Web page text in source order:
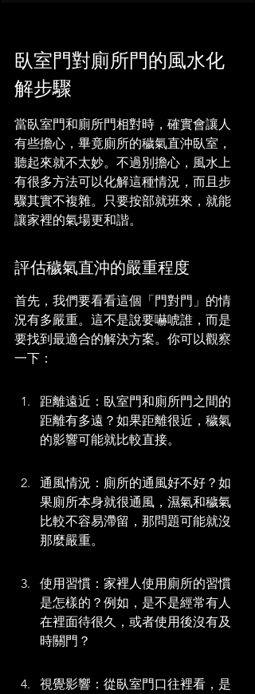
臥室門對廁所門的風水化
解步驟
當臥室門和廁所門相對時，確實會讓人
有些擔心，畢竟廁所的穢氣直沖臥室，
聽起來就不太妙。不過別擔心，風水上
有很多方法可以化解這種情況，而且步
驟其實不複雜。只要按部就班來，就能
讓家裡的氣場更和諧。
評估穢氣直沖的嚴重程度
首先，我們要看看這個「門對門」的情
況有多嚴重。這不是說要嚇唬誰，而是
要找到最適合的解決方案。你可以觀察
一下：
距離遠近：臥室門和廁所門之間的
距離有多遠？如果距離很近，穢氣
的影響可能就比較直接。
通風情況：廁所的通風好不好？如
果廁所本身就很通風，濕氣和穢氣
比較不容易滯留，那問題可能就沒
那麼嚴重。
使用習慣：家裡人使用廁所的習慣
是怎樣的？例如，是不是經常有人
在裡面待很久，或者使用後沒有及
時關門？
視覺影響：從臥室門口往裡看，是